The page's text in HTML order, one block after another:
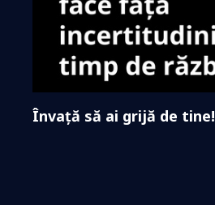
Învață să ai grijă de tine!